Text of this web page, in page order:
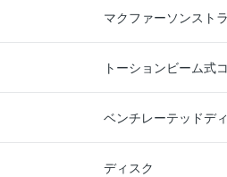
マクファーソンスト
トーションビーム式
ベンチレーテッドデ
ディスク